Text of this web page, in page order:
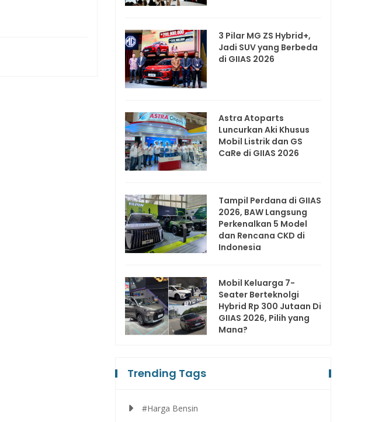
3 Pilar MG ZS Hybrid+,
Jadi SUV yang Berbeda
di GIIAS 2026
Astra Atoparts
Luncurkan Aki Khusus
Mobil Listrik dan GS
CaRe di GIIAS 2026
Tampil Perdana di GIIAS
2026, BAW Langsung
Perkenalkan 5 Model
dan Rencana CKD di
Indonesia
Mobil Keluarga 7-
Seater Berteknolgi
Hybrid Rp 300 Jutaan Di
GIIAS 2026, Pilih yang
Mana?
Trending Tags
#Harga Bensin